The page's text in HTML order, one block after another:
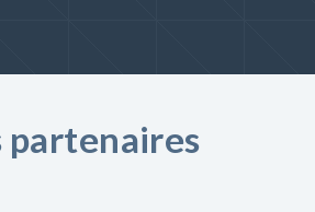
partenaires